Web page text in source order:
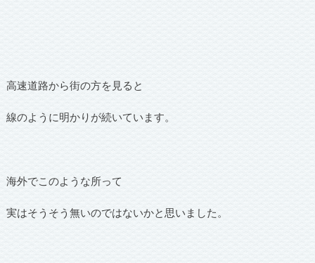
高速道路から街の方を見ると
線のように明かりが続いています。
海外でこのような所って
実はそうそう無いのではないかと思いました。